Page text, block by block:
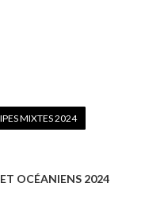
MIXTES 2024
OCÉANIENS 2024